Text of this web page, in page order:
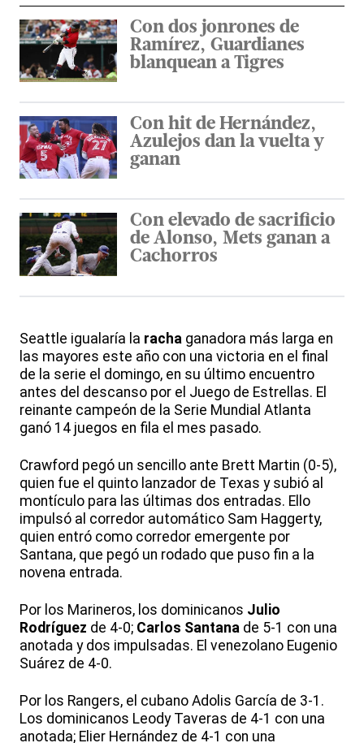
Con dos jonrones de
Ramírez, Guardianes
blanquean a Tigres
Con hit de Hernández,
Azulejos dan la vuelta y
ganan
Con elevado de sacrificio
de Alonso, Mets ganan a
Cachorros
Seattle igualaría la racha ganadora más larga en
las mayores este año con una victoria en el final
de la serie el domingo, en su último encuentro
antes del descanso por el Juego de Estrellas. El
reinante campeón de la Serie Mundial Atlanta
ganó 14 juegos en fila el mes pasado.
Crawford pegó un sencillo ante Brett Martin (0-5),
quien fue el quinto lanzador de Texas y subió al
montículo para las últimas dos entradas. Ello
impulsó al corredor automático Sam Haggerty,
quien entró como corredor emergente por
Santana, que pegó un rodado que puso fin a la
novena entrada.
Por los Marineros, los dominicanos Julio
Rodríguez de 4-0; Carlos Santana de 5-1 con una
anotada y dos impulsadas. El venezolano Eugenio
Suárez de 4-0.
Por los Rangers, el cubano Adolis García de 3-1.
Los dominicanos Leody Taveras de 4-1 con una
anotada; Elier Hernández de 4-1 con una